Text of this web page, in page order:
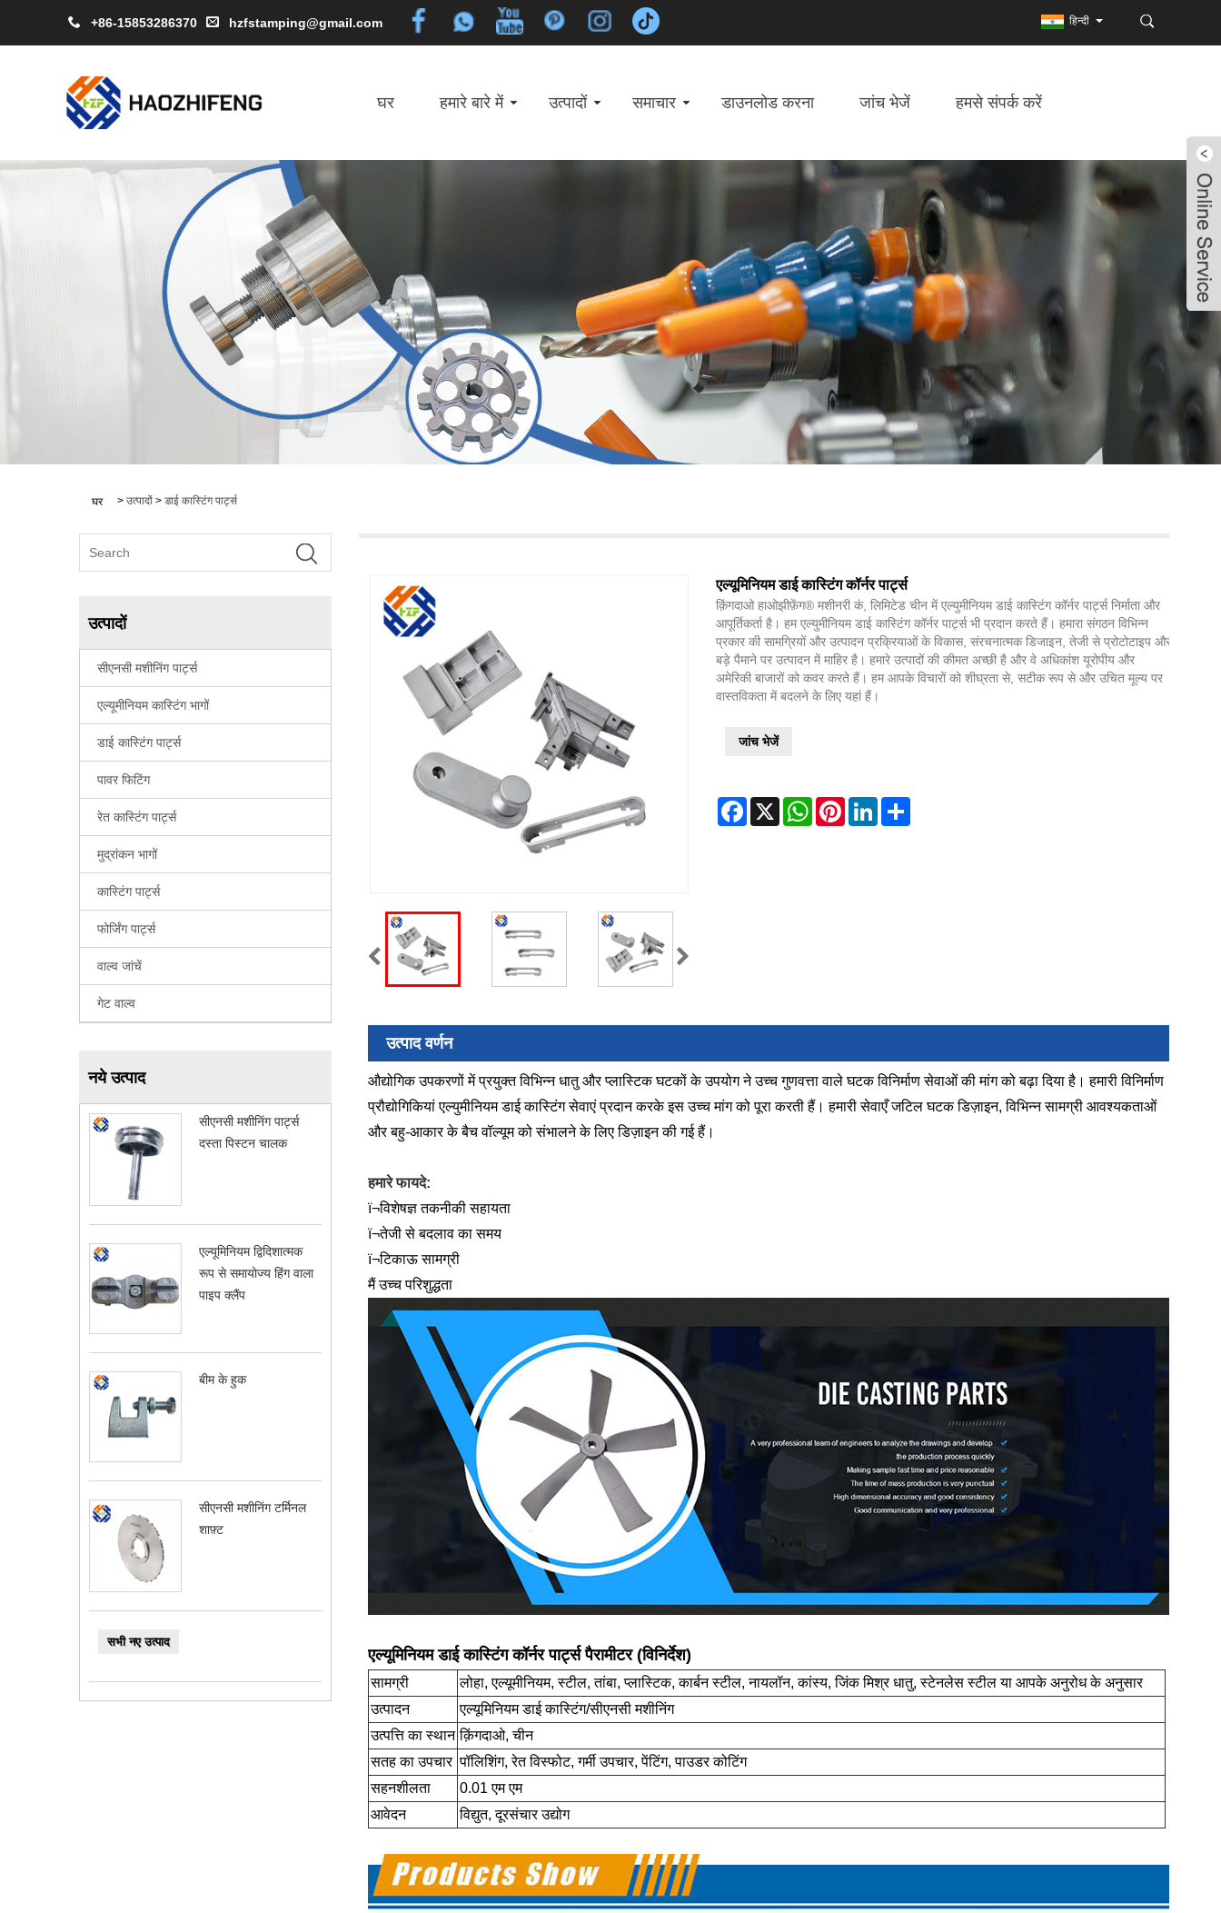
+86-15853286370 hzfstamping@gmail.com हिन्दी
घर हमारे बारे में उत्पादों समाचार डाउनलोड करना जांच भेजें हमसे संपर्क करें
घर > उत्पादों > डाई कास्टिंग पार्ट्स
उत्पादों
सीएनसी मशीनिंग पार्ट्स
एल्यूमीनियम कास्टिंग भागों
डाई कास्टिंग पार्ट्स
पावर फिटिंग
रेत कास्टिंग पार्ट्स
मुद्रांकन भागों
कास्टिंग पार्ट्स
फोर्जिंग पार्ट्स
वाल्व जांचें
गेट वाल्व
नये उत्पाद
सीएनसी मशीनिंग पार्ट्स
दस्ता पिस्टन चालक
एल्यूमिनियम द्विदिशात्मक
रूप से समायोज्य हिंग वाला
पाइप क्लैंप
बीम के हुक
सीएनसी मशीनिंग टर्मिनल
शाफ़्ट
सभी नए उत्पाद
एल्यूमिनियम डाई कास्टिंग कॉर्नर पार्ट्स
क़िंगदाओ हाओझीफ़ेंग® मशीनरी कं, लिमिटेड चीन में एल्युमीनियम डाई कास्टिंग कॉर्नर पार्ट्स निर्माता और
आपूर्तिकर्ता है। हम एल्युमीनियम डाई कास्टिंग कॉर्नर पार्ट्स भी प्रदान करते हैं। हमारा संगठन विभिन्न
प्रकार की सामग्रियों और उत्पादन प्रक्रियाओं के विकास, संरचनात्मक डिजाइन, तेजी से प्रोटोटाइप और
बड़े पैमाने पर उत्पादन में माहिर है। हमारे उत्पादों की कीमत अच्छी है और वे अधिकांश यूरोपीय और
अमेरिकी बाजारों को कवर करते हैं। हम आपके विचारों को शीघ्रता से, सटीक रूप से और उचित मूल्य पर
वास्तविकता में बदलने के लिए यहां हैं।
जांच भेजें
Facebook
X WhatsAppPinterestLinkedIn
उत्पाद वर्णन
औद्योगिक उपकरणों में प्रयुक्त विभिन्न धातु और प्लास्टिक घटकों के उपयोग ने उच्च गुणवत्ता वाले घटक विनिर्माण सेवाओं की मांग को बढ़ा दिया है। हमारी विनिर्माण
प्रौद्योगिकियां एल्युमीनियम डाई कास्टिंग सेवाएं प्रदान करके इस उच्च मांग को पूरा करती हैं। हमारी सेवाएँ जटिल घटक डिज़ाइन, विभिन्न सामग्री आवश्यकताओं
और बहु-आकार के बैच वॉल्यूम को संभालने के लिए डिज़ाइन की गई हैं।
हमारे फायदे:
ï¬विशेषज्ञ तकनीकी सहायता
ï¬तेजी से बदलाव का समय
ï¬टिकाऊ सामग्री
मैं उच्च परिशुद्धता
एल्यूमिनियम डाई कास्टिंग कॉर्नर पार्ट्स पैरामीटर (विनिर्देश)
सामग्री
लोहा, एल्यूमीनियम, स्टील, तांबा, प्लास्टिक, कार्बन स्टील, नायलॉन, कांस्य, जिंक मिश्र धातु, स्टेनलेस स्टील या आपके अनुरोध के अनुसार
उत्पादन
एल्यूमिनियम डाई कास्टिंग/सीएनसी मशीनिंग
उत्पत्ति का स्थान क़िंगदाओ, चीन
सतह का उपचार पॉलिशिंग, रेत विस्फोट, गर्मी उपचार, पेंटिंग, पाउडर कोटिंग
सहनशीलता
0.01 एम एम
आवेदन
विद्युत, दूरसंचार उद्योग